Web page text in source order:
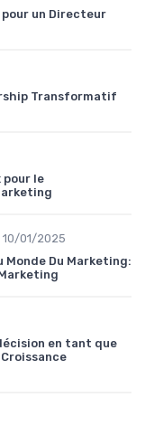
un Directeur
Transformatif
pour le
10/01/2025
Monde Du Marketing:
en tant que